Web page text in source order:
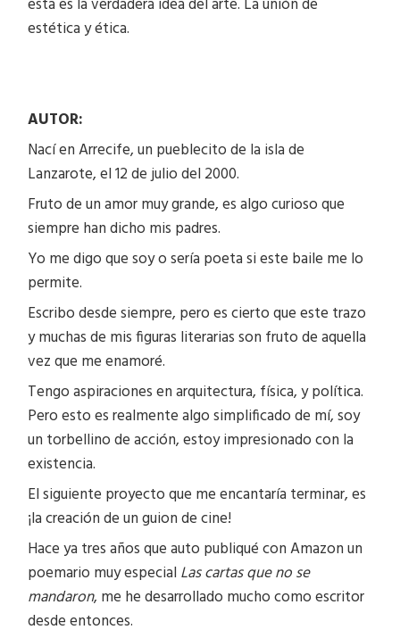
estética y ética.
AUTOR:
Nací en Arrecife, un pueblecito de la isla de
Lanzarote, el 12 de julio del 2000.
Fruto de un amor muy grande, es algo curioso que
siempre han dicho mis padres.
Yo me digo que soy o sería poeta si este baile me lo
permite.
Escribo desde siempre, pero es cierto que este trazo
y muchas de mis figuras literarias son fruto de aquella
vez que me enamoré.
Tengo aspiraciones en arquitectura, física, y política.
Pero esto es realmente algo simplificado de mí, soy
un torbellino de acción, estoy impresionado con la
existencia.
El siguiente proyecto que me encantaría terminar, es
¡la creación de un guion de cine!
Hace ya tres años que auto publiqué con Amazon un
poemario muy especial Las cartas que no se
mandaron, me he desarrollado mucho como escritor
desde entonces.